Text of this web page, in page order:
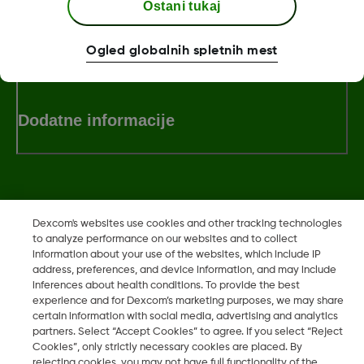
Pogoji poslovanja
Dodatne informacije
Dexcom Share, Share so registrirane blagovne znamke družbe
Dexcom, Inc. v ZDA ter so lahko registrirane tudi v drugih
državah.
2026 Dexcom, Inc. Vse pravice pridržane.
Dexcom's websites use cookies and other tracking technologies
to analyze performance on our websites and to collect
information about your use of the websites, which include IP
address, preferences, and device information, and may include
inferences about health conditions. To provide the best
experience and for Dexcom’s marketing purposes, we may share
certain information with social media, advertising and analytics
partners. Select “Accept Cookies” to agree. If you select “Reject
Cookies”, only strictly necessary cookies are placed. By
Ostani tukaj
Ogled globalnih spletnih mest